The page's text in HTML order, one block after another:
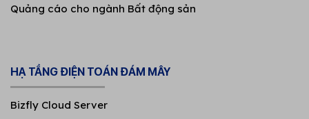
Quảng cáo cho ngành Bất động sản
HẠ TẦNG ĐIỆN TOÁN ĐÁM MÂY
Bizfly Cloud Server